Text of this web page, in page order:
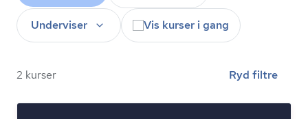
Underviser Vis kurser i gang
2 kurser Ryd filtre